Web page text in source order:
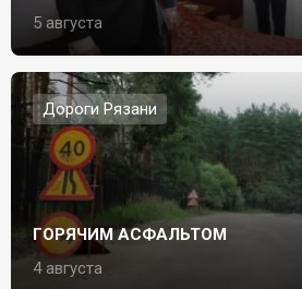
5 августа
Дороги Рязани
ГОРЯЧИМ АСФАЛЬТОМ
4 августа